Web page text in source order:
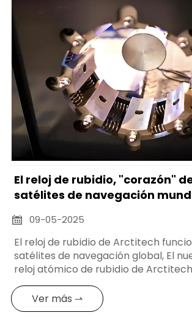
El reloj de rubidio, "corazón"
satélites de navegación
 09-05-2025
El reloj de rubidio de Arctitech
satélites de navegación global, El
reloj atómico de rubidio de
los satélites Beidou-3 ha logrado una
significativa en el rendimiento de
de tiempo y frecuencia de los
Ver más ⇀